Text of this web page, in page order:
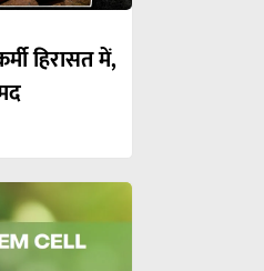
हिरासत में,